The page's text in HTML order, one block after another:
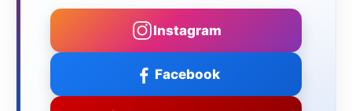
Instagram
Facebook